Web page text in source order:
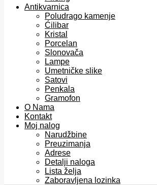
Antikvarnica
Poludrago kamenje
Ćilibar
Kristal
Porcelan
Slonovača
Lampe
Umetničke slike
Satovi
Penkala
Gramofon
O Nama
Kontakt
Moj nalog
Narudžbine
Preuzimanja
Adrese
Detalji naloga
Lista želja
Zaboravljena lozinka